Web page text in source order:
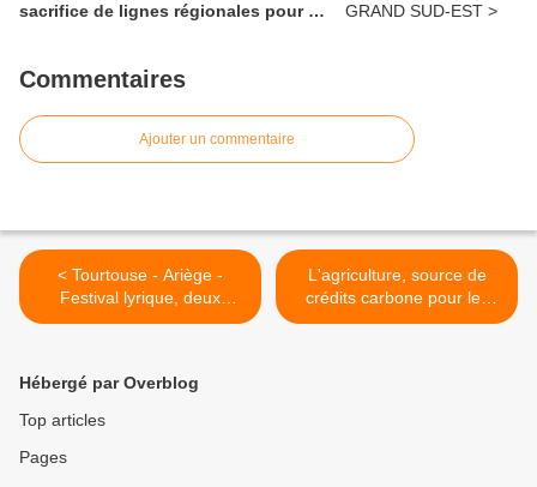
sacrifice de lignes régionales pour 50
Commentaires
Ajouter un commentaire
< Tourtouse - Ariège -
Festival lyrique, deux
récitals exceptionnels pour
L'agriculture, source de
crédits carbone pour les
entreprises >
Hébergé par Overblog
Top articles
Pages